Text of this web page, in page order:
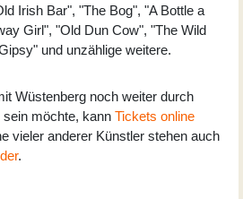
Irish Bar", "The Bog", "A Bottle a
Girl", "Old Dun Cow", "The Wild
und unzählige weitere.
Wüstenberg noch weiter durch
möchte, kann Tickets online
vieler anderer Künstler stehen auch
.